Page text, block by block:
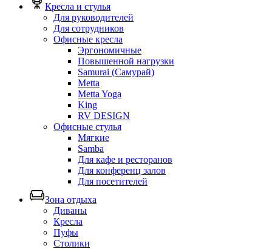
Кресла и стулья
Для руководителей
Для сотрудников
Офисные кресла
Эргономичные
Повышенной нагрузки
Samurai (Самурай)
Metta
Metta Yoga
King
RV DESIGN
Офисные стулья
Мягкие
Samba
Для кафе и ресторанов
Для конференц залов
Для посетителей
Зона отдыха
Диваны
Кресла
Пуфы
Столики